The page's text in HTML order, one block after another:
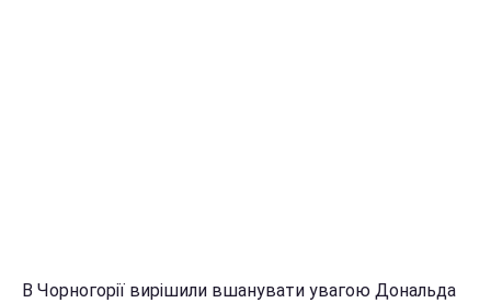
В Чорногорії вирішили вшанувати увагою Дональда